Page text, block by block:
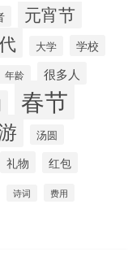
元宵节
大学 学校
年龄 很多人
春节
汤圆
礼物
红包
诗词 费用